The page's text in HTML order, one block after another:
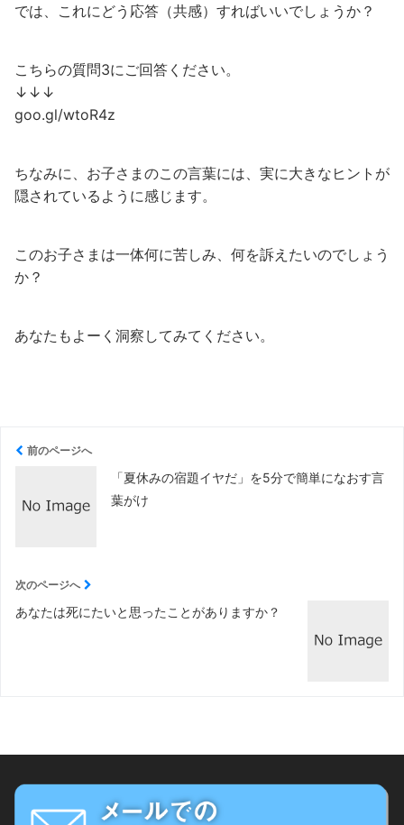
では、これにどう応答（共感）すればいいでしょうか？
こちらの質問3にご回答ください。
↓↓↓
goo.gl/wtoR4z
ちなみに、お子さまのこの言葉には、実に大きなヒントが
隠されているように感じます。
このお子さまは一体何に苦しみ、何を訴えたいのでしょう
か？
あなたもよーく洞察してみてください。
前のページへ
「夏休みの宿題イヤだ」を5分で簡単になおす言
葉がけ
次のページへ
あなたは死にたいと思ったことがありますか？